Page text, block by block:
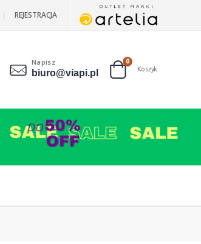
REJESTRACJA
Napisz
biuro@viapi.pl Cart
0produkty
Koszyk